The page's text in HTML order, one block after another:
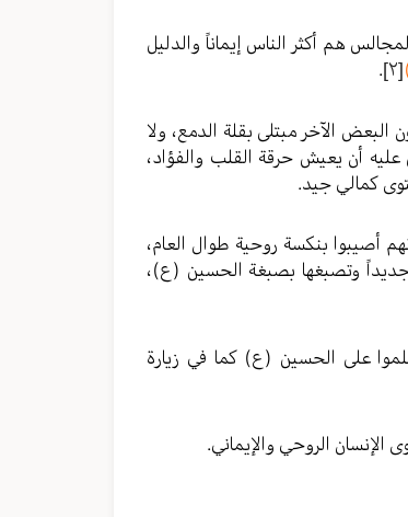
هم أكثر الناس إيماناً والدليل
[٢] .
الآخر مبتلى بقلة الدمع، ولا
أن يعيش حرقة القلب والفؤاد،
كمالي جيد.
بنكسة روحية طوال العام،
جديداً وتصبغها بصبغة الحسين (ع)،
على الحسين (ع) كما في زيارة
الروحي والإيماني.